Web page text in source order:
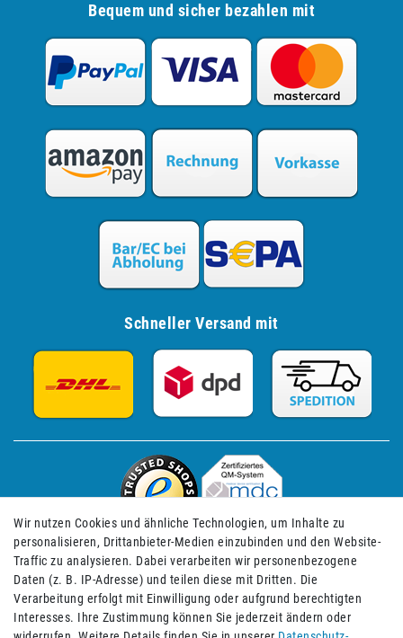
Bequem und sicher bezahlen mit
Schneller Versand mit
Impressum Daten­schutz­erklärung AGB
Wir nutzen Cookies und ähnliche Technologien, um Inhalte zu
personalisieren, Drittanbieter-Medien einzubinden und den Website-
Traffic zu analysieren. Dabei verarbeiten wir personenbezogene
Daten (z. B. IP-Adresse) und teilen diese mit Dritten. Die
Verarbeitung erfolgt mit Einwilligung oder aufgrund berechtigten
Interesses. Ihre Zustimmung können Sie jederzeit ändern oder